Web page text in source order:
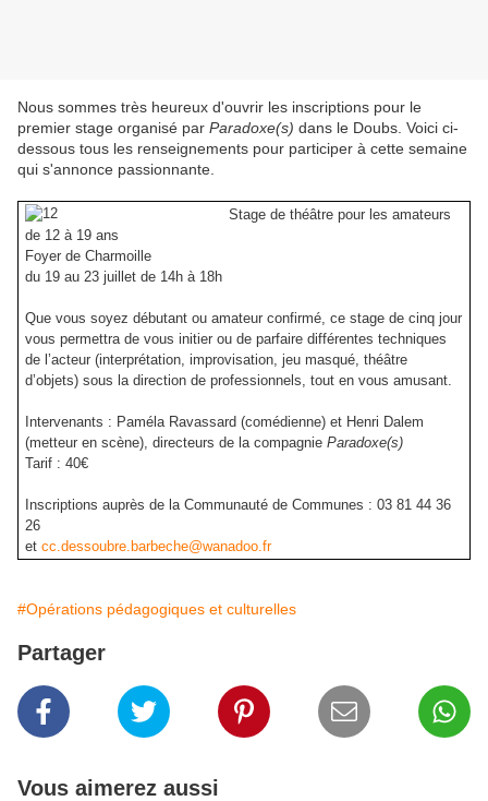
Nous sommes très heureux d'ouvrir les inscriptions pour le
premier stage organisé par Paradoxe(s) dans le Doubs. Voici ci-
dessous tous les renseignements pour participer à cette semaine
qui s'annonce passionnante.
Stage de théâtre pour les amateurs
de 12 à 19 ans
Foyer de Charmoille
du 19 au 23 juillet de 14h à 18h
Que vous soyez débutant ou amateur confirmé, ce stage de cinq jour
vous permettra de vous initier ou de parfaire différentes techniques
de l’acteur (interprétation, improvisation, jeu masqué, théâtre
d’objets) sous la direction de professionnels, tout en vous amusant.
Intervenants : Paméla Ravassard (comédienne) et Henri Dalem
(metteur en scène), directeurs de la compagnie Paradoxe(s)
Tarif : 40€
Inscriptions auprès de la Communauté de Communes : 03 81 44 36
26
et cc.dessoubre.barbeche@wanadoo.fr
#Opérations pédagogiques et culturelles
Partager
Vous aimerez aussi